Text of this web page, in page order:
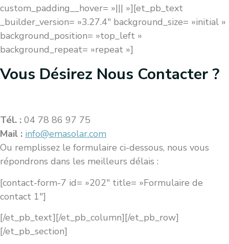
custom_padding__hover= »||| »][et_pb_text
_builder_version= »3.27.4″ background_size= »initial »
background_position= »top_left »
background_repeat= »repeat »]
Vous Désirez Nous Contacter ?
Tél. : 04 78 86 97 75
Mail : info@emasolar.com
Ou remplissez le formulaire ci-dessous, nous vous
répondrons dans les meilleurs délais :
[contact-form-7 id= »202″ title= »Formulaire de
contact 1″]
[/et_pb_text][/et_pb_column][/et_pb_row]
[/et_pb_section]